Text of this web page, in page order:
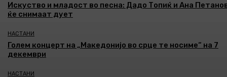
Искуство и младост во песна: Дадо Топиќ и Ана
ќе снимаат дует
НАСТАНИ
Голем концерт на „Македонијо во срце те носиме“ на 7
декември
НАСТАНИ